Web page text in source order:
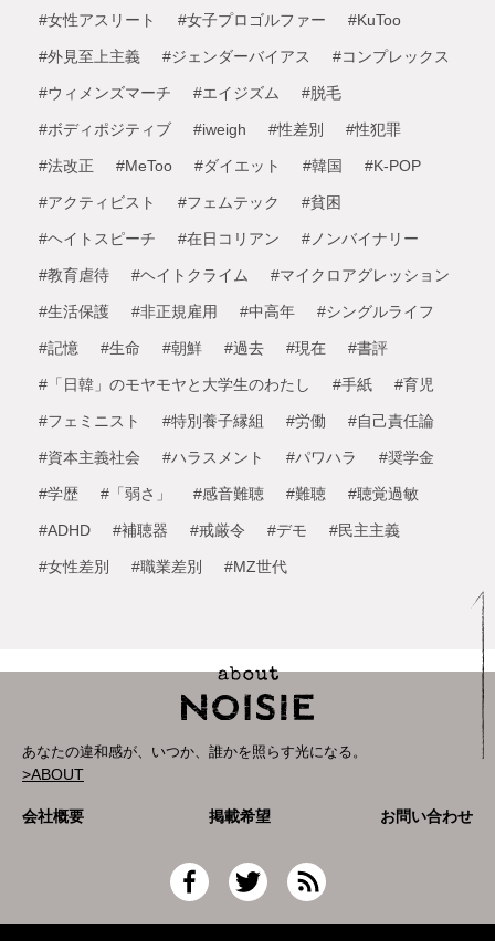
#女性アスリート #女子プロゴルファー #KuToo
#外見至上主義 #ジェンダーバイアス #コンプレックス
#ウィメンズマーチ #エイジズム #脱毛
#ボディポジティブ #iweigh #性差別 #性犯罪
#法改正 #MeToo #ダイエット #韓国 #K-POP
#アクティビスト #フェムテック #貧困
#ヘイトスピーチ #在日コリアン #ノンバイナリー
#教育虐待 #ヘイトクライム #マイクロアグレッション
#生活保護 #非正規雇用 #中高年 #シングルライフ
#記憶 #生命 #朝鮮 #過去 #現在 #書評
#「日韓」のモヤモヤと大学生のわたし #手紙 #育児
#フェミニスト #特別養子縁組 #労働 #自己責任論
#資本主義社会 #ハラスメント #パワハラ #奨学金
#学歴 #「弱さ」 #感音難聴 #難聴 #聴覚過敏
#ADHD #補聴器 #戒厳令 #デモ #民主主義
#女性差別 #職業差別 #MZ世代
あなたの違和感が、いつか、誰かを照らす光になる。
>ABOUT
会社概要 掲載希望 お問い合わせ